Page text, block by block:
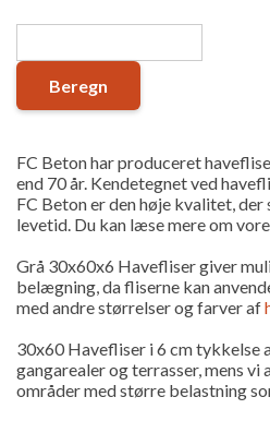
Beregn
FC Beton har produceret
end 70 år. Kendetegnet ved
FC Beton er den høje kvalitet,
levetid. Du kan læse mere om
Grå 30x60x6 Havefliser giver
belægning, da fliserne kan
med andre størrelser og farver af
30x60 Havefliser i 6 cm tykkelse
gangarealer og terrasser, mens
områder med større belastning